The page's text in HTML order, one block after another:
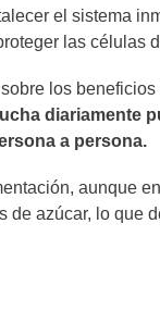
el sistema
las células
los
diariamente
a persona.
aunque
azúcar, lo que